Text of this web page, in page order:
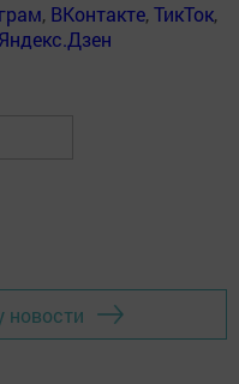
, ВКонтакте,ТикТок,
Яндекс.Дзен
новости